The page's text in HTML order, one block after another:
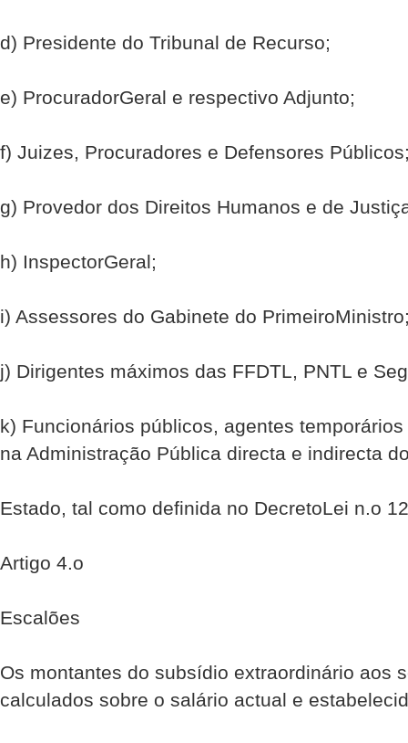
d) Presidente do Tribunal de Recurso;
e) Procurador­Geral e respectivo Adjunto;
f) Juizes, Procuradores e Defensores
g) Provedor dos Direitos Humanos e de
h) Inspector­Geral;
i) Assessores do Gabinete do
j) Dirigentes máximos das F­FDTL, PNTL e
k) Funcionários públicos, agentes
na Administração Pública directa e indirecta
Estado, tal como definida no Decreto­Lei n.o
Artigo 4.o
Escalões
Os montantes do subsídio extraordinário aos
calculados sobre o salário actual e